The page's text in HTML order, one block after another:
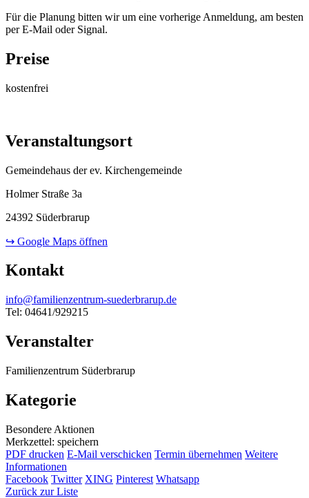
Für die Planung bitten wir um eine vorherige Anmeldung, am besten
per E-Mail oder Signal.
Preise
kostenfrei
Veranstaltungsort
Gemeindehaus der ev. Kirchengemeinde
Holmer Straße 3a
24392 Süderbrarup
↪ Google Maps öffnen
Kontakt
info@familienzentrum-suederbrarup.de
Tel: 04641/929215
Veranstalter
Familienzentrum Süderbrarup
Kategorie
Besondere Aktionen
Merkzettel: speichern
PDF drucken E-Mail verschicken Termin übernehmen Weitere
Informationen
Facebook Twitter XING Pinterest Whatsapp
Zurück zur Liste